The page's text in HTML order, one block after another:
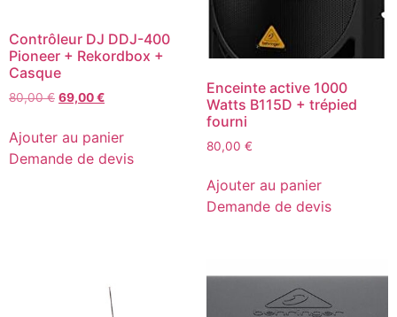
Contrôleur DJ DDJ-400
Pioneer + Rekordbox +
Casque
80,00€ Le
initial
était :
80,00 €.
69,00€Le
actuel
69,00 €.
Ajouter au panier
Demande de devis
Enceinte active 1000
Watts B115D + trépied
fourni
80,00 €
Ajouter au panier
Demande de devis